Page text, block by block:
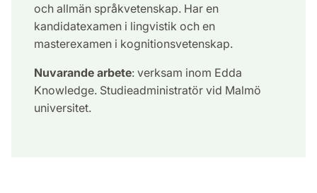
och allmän språkvetenskap. Har en
kandidatexamen i lingvistik och en
masterexamen i kognitionsvetenskap.
Nuvarande arbete: verksam inom Edda
Knowledge. Studieadministratör vid Malmö
universitet.